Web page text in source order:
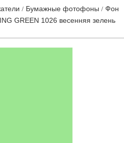
Бумажные фотофоны
Фон
GREEN 1026 весенняя зелень